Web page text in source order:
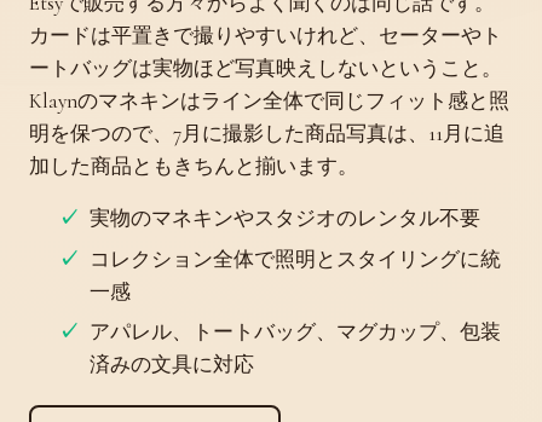
カードは平置きで撮りやすいけれど、セーターやト
ートバッグは実物ほど写真映えしないということ。
Klaynのマネキンはライン全体で同じフィット感と照
明を保つので、7月に撮影した商品写真は、11月に追
加した商品ともきちんと揃います。
実物のマネキンやスタジオのレンタル不要
コレクション全体で照明とスタイリングに統
一感
アパレル、トートバッグ、マグカップ、包装
済みの文具に対応